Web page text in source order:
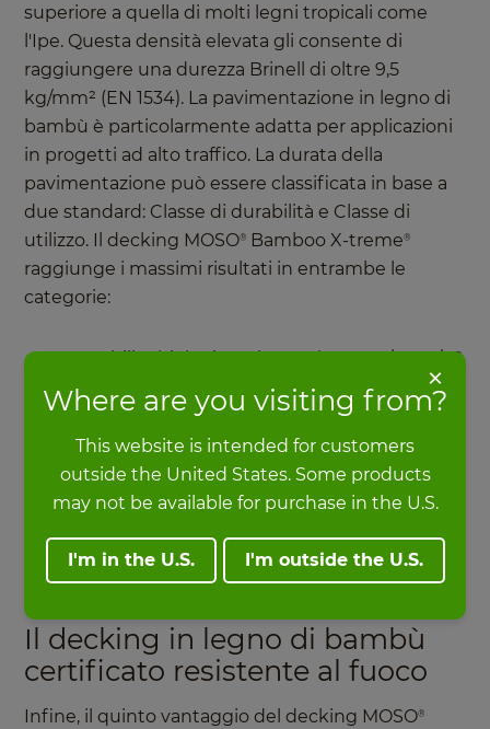
×
Where are you visiting from?
This website is intended for customers
outside the United States. Some products
may not be available for purchase in the U.S.
I'm in the U.S. I'm outside the U.S.
superiore a quella di molti legni tropicali come
l'Ipe. Questa densità elevata gli consente di
raggiungere una durezza Brinell di oltre 9,5
kg/mm² (EN 1534). La pavimentazione in legno di
bambù è particolarmente adatta per applicazioni
in progetti ad alto traffico. La durata della
pavimentazione può essere classificata in base a
due standard: Classe di durabilità e Classe di
utilizzo. Il decking MOSO® Bamboo X-treme®
raggiunge i massimi risultati in entrambe le
categorie:
Durabilità biologica: Classe 1 (EN 350 / CEN/TS
15083-2), simulato graveyard test Classe 1 (EN
350 / CEN/TS 15083-1)
Classe di utilizzo: Classe 4 (EN 335)
Nel 2020, dopo dieci anni di esperienza nel
mercato del decking, MOSO
estendere la garanzia del prodotto Bamboo X-
treme
Decking da 10 a 25 anni.
Il decking in legno di bambù
certificato resistente al fuoco
Infine, il quinto vantaggio del decking MOSO®